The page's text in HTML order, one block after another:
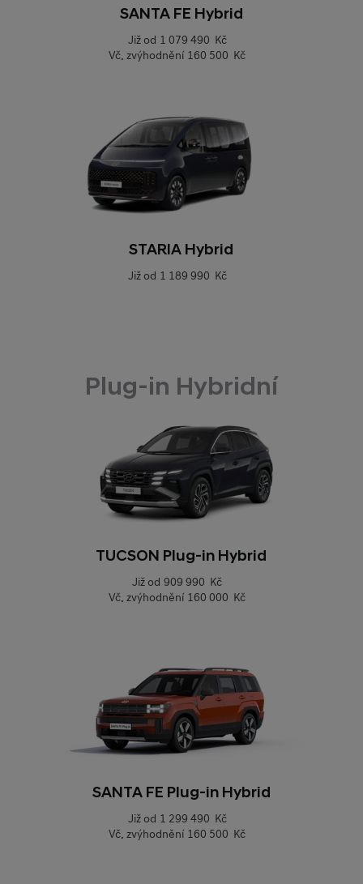
SANTA FE Hybrid
Již od 1 079 490 Kč
Vč. zvýhodnění 160 500 Kč
STARIA Hybrid
Již od 1 189 990 Kč
Plug-in Hybridní
TUCSON Plug-in Hybrid
Již od 909 990 Kč
Vč. zvýhodnění 160 000 Kč
SANTA FE Plug-in Hybrid
Již od 1 299 490 Kč
Vč. zvýhodnění 160 500 Kč